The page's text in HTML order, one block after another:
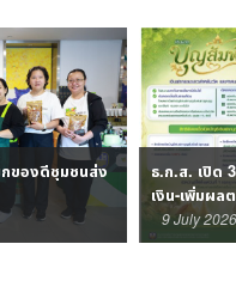
ของดีชุมชนส่ง
ธ.ก.ส. เปิด
เงิน-เพิ่มผล
9 July 2026